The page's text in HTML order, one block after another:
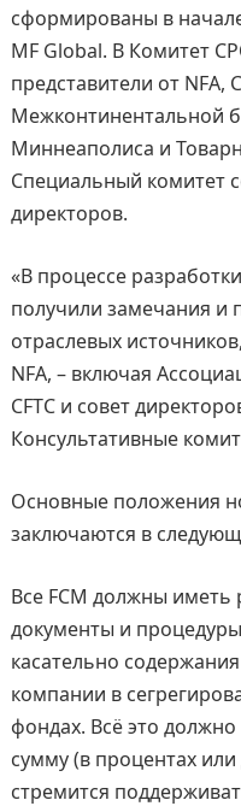
сформированы в
MF Global. В Комитет
представители от NFA,
Межконтинентальной
Миннеаполиса и
Специальный комитет
директоров.
«В процессе
получили замечания и
отраслевых
NFA, – включая
CFTC и совет
Консультативные
Основные положения
заключаются в
Все FCM должны
документы и
касательно
компании в
фондах. Всё это
сумму (в процентах
стремится